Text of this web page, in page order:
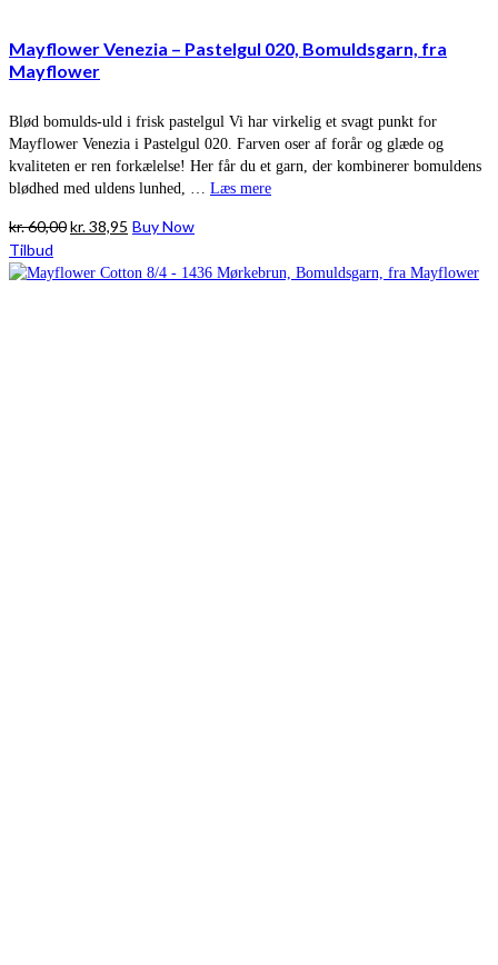
Mayflower Venezia – Pastelgul 020, Bomuldsgarn, fra
Mayflower
Blød bomulds-uld i frisk pastelgul Vi har virkelig et svagt punkt for
Mayflower Venezia i Pastelgul 020. Farven oser af forår og glæde og
kvaliteten er ren forkælelse! Her får du et garn, der kombinerer bomuldens
blødhed med uldens lunhed, … Læs mere
kr.60,00Den
pris
kr.38,95 Den
pris
Buy Now
Tilbud